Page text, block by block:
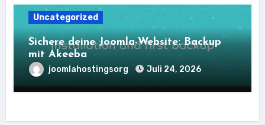
Uncategorized
Sichere deine Joomla-Website: Backup
mit Akeeba
joomlahostingsorg Juli 24, 2026